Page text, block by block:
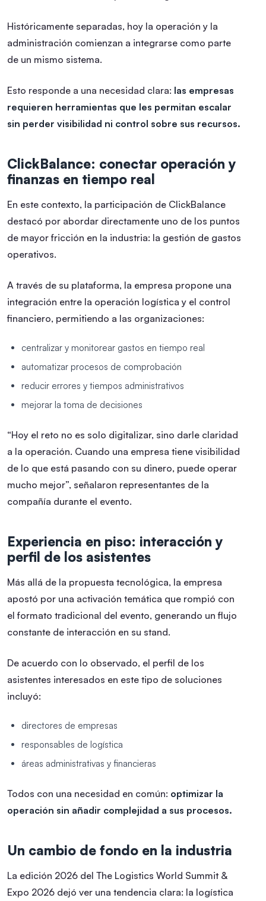
Históricamente separadas, hoy la operación y la
administración comienzan a integrarse como parte
de un mismo sistema.
Esto responde a una necesidad clara: las empresas
requieren herramientas que les permitan escalar
sin perder visibilidad ni control sobre sus recursos.
ClickBalance: conectar operación y
finanzas en tiempo real
En este contexto, la participación de ClickBalance
destacó por abordar directamente uno de los puntos
de mayor fricción en la industria: la gestión de gastos
operativos.
A través de su plataforma, la empresa propone una
integración entre la operación logística y el control
financiero, permitiendo a las organizaciones:
centralizar y monitorear gastos en tiempo real
automatizar procesos de comprobación
reducir errores y tiempos administrativos
mejorar la toma de decisiones
“Hoy el reto no es solo digitalizar, sino darle claridad
a la operación. Cuando una empresa tiene visibilidad
de lo que está pasando con su dinero, puede operar
mucho mejor”, señalaron representantes de la
compañía durante el evento.
Experiencia en piso: interacción y
perfil de los asistentes
Más allá de la propuesta tecnológica, la empresa
apostó por una activación temática que rompió con
el formato tradicional del evento, generando un flujo
constante de interacción en su stand.
De acuerdo con lo observado, el perfil de los
asistentes interesados en este tipo de soluciones
incluyó:
directores de empresas
responsables de logística
áreas administrativas y financieras
Todos con una necesidad en común: optimizar la
operación sin añadir complejidad a sus procesos.
Un cambio de fondo en la industria
La edición 2026 del The Logistics World Summit &
Expo 2026 dejó ver una tendencia clara: la logística